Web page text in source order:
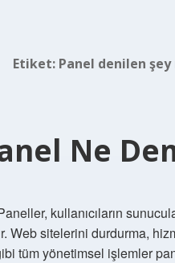
Etiket: Panel denilen
Ne
kullanıcıların
Web sitelerini durdurma,
tüm yönetimsel işlemler